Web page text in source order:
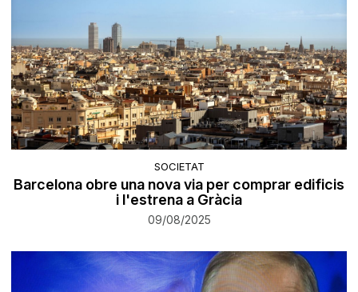
SOCIETAT
Barcelona obre una nova via per comprar edificis
i l'estrena a Gràcia
09/08/2025